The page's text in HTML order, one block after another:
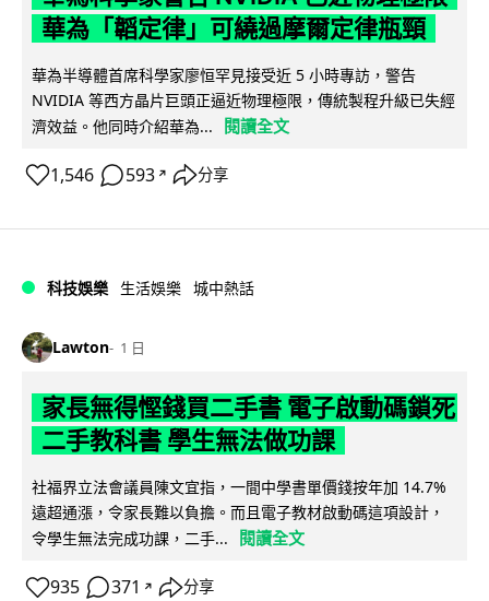
華為「韜定律」可繞過摩爾定律瓶頸
華為半導體首席科學家廖恒罕見接受近 5 小時專訪，警告
NVIDIA 等西方晶片巨頭正逼近物理極限，傳統製程升級已失經
濟效益。他同時介紹華為...
閱讀全文
1,546 593 ↗ 分享
科技娛樂 生活娛樂 城中熱話
Lawton 1 日
家長無得慳錢買二手書 電子啟動碼鎖死
二手教科書 學生無法做功課
社福界立法會議員陳文宜指，一間中學書單價錢按年加 14.7%
遠超通漲，令家長難以負擔。而且電子教材啟動碼這項設計，
令學生無法完成功課，二手...
閱讀全文
935 371 ↗ 分享